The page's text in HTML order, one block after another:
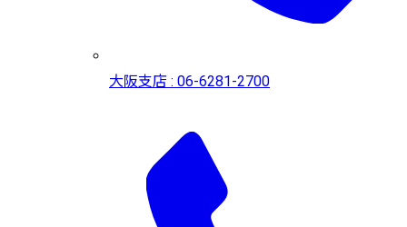
大阪支店 : 06-6281-2700